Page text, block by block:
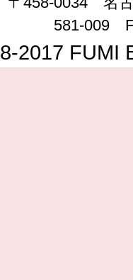
581-009
2017 FUMI